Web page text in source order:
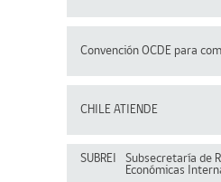
Convención OCDE para
CHILE ATIENDE
SUBREI
Subsecretaría de
Económicas